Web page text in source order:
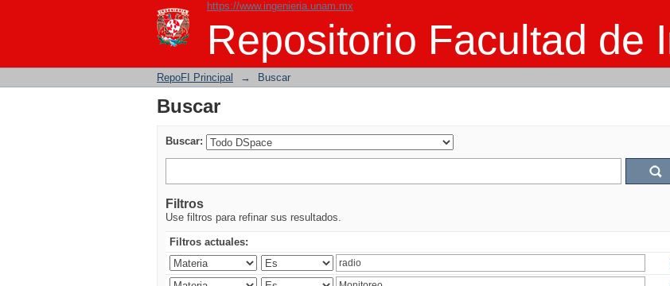
https://www.ingenieria.unam.mx
Repositorio Facultad de
Buscar
RepoFI Principal → Buscar
Buscar
Buscar:
Filtros
Use filtros para refinar sus resultados.
Filtros actuales: